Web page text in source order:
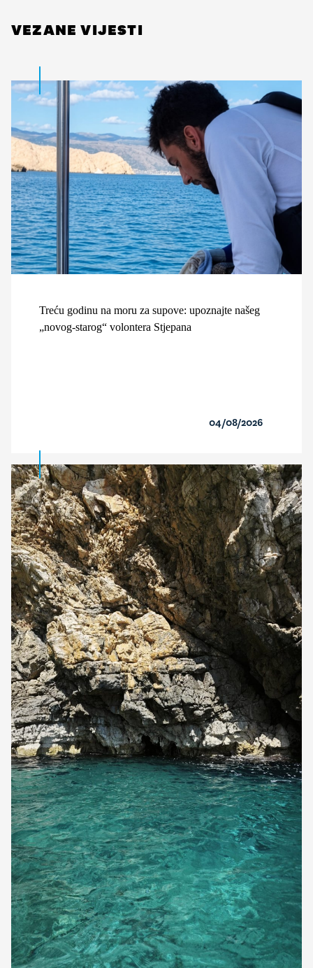
VEZANE VIJESTI
Treću godinu na moru za supove: upoznajte našeg
„novog-starog“ volontera Stjepana
04/08/2026